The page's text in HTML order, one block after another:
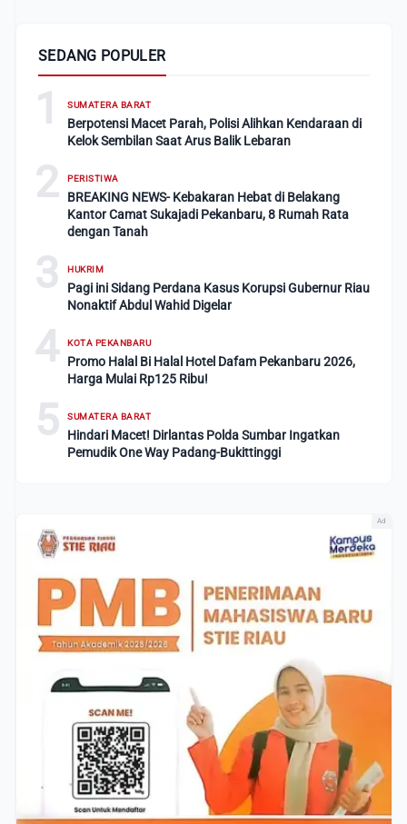
SEDANG POPULER
1 SUMATERA BARAT
Berpotensi Macet Parah, Polisi Alihkan Kendaraan di
Kelok Sembilan Saat Arus Balik Lebaran
2 PERISTIWA
BREAKING NEWS- Kebakaran Hebat di Belakang
Kantor Camat Sukajadi Pekanbaru, 8 Rumah Rata
dengan Tanah
3 HUKRIM
Pagi ini Sidang Perdana Kasus Korupsi Gubernur Riau
Nonaktif Abdul Wahid Digelar
4 KOTA PEKANBARU
Promo Halal Bi Halal Hotel Dafam Pekanbaru 2026,
Harga Mulai Rp125 Ribu!
5 SUMATERA BARAT
Hindari Macet! Dirlantas Polda Sumbar Ingatkan
Pemudik One Way Padang-Bukittinggi
Ad